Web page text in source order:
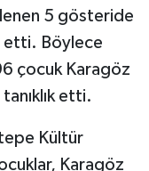
5 gösteride
etti. Böylece
çocuk Karagöz
etti.
Kültür
Karagöz